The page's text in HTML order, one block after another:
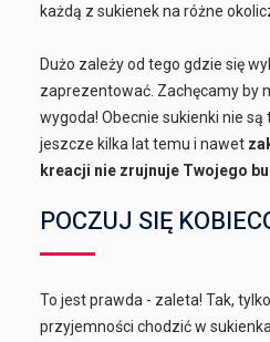
każdą z sukienek na różne
Dużo zależy od tego gdzie się
zaprezentować. Zachęcamy by
wygoda! Obecnie sukienki nie są
jeszcze kilka lat temu i nawet
kreacji nie zrujnuje Twojego
POCZUJ SIĘ
To jest prawda - zaleta! Tak,
przyjemności chodzić w